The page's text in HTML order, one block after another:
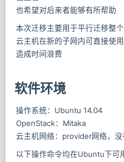
也希望对后来者能够有所帮助
本次迁移主要用于平行迁移整
云主机在新的子网内可直接使
造成时间浪费
软件环境
操作系统：Ubuntu 14.04
OpenStack：Mitaka
云主机网络：provider网络，没
以下操作命令均在Ubuntu下可